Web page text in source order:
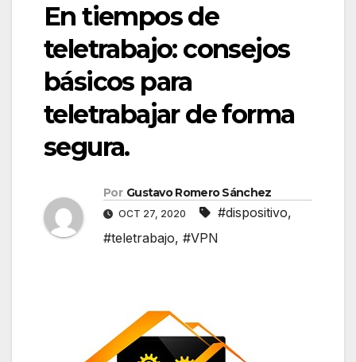
En tiempos de
teletrabajo: consejos
básicos para
teletrabajar de forma
segura.
Por Gustavo Romero Sánchez
OCT 27, 2020 #dispositivo,
#teletrabajo, #VPN